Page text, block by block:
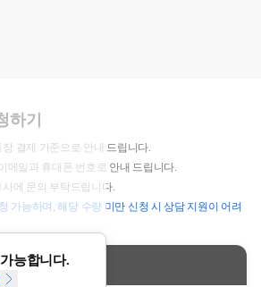
능합니다.
하기
장 결제 기준으로 안내 드립니다.
메일과 휴대폰 번호로 안내 드립니다.
사에 문의 부탁드립니다.
가능하며, 해당 수량 미만 신청 시 상담 지원이 어려